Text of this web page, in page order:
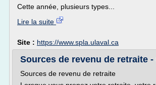
Cette année, plusieurs types...
Lire la suite
Site : https://www.spla.ulaval.ca
Sources de revenu de retraite -
Sources de revenu de retraite